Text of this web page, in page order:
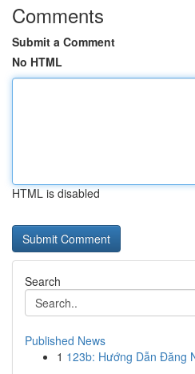
Comments
Submit a Comment
No HTML
HTML is disabled
Search
Published News
1 123b: Hướng Dẫn Đăng